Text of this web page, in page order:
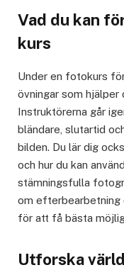
Vad du kan
kurs
Under en fotokurs
övningar som
Instruktörerna går
bländare, slutartid
bilden. Du lär dig
och hur du kan
stämningsfulla
om efterbearbetning
för att få bästa
Utforska